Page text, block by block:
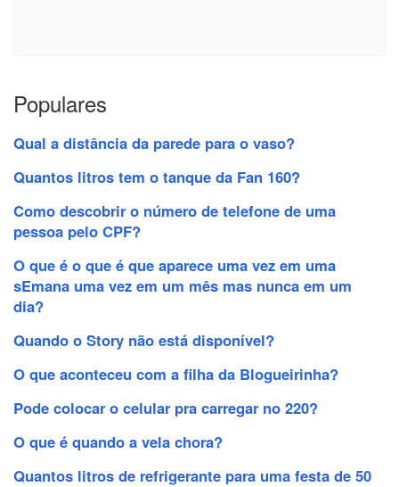
Populares
Qual a distância da parede para o vaso?
Quantos litros tem o tanque da Fan 160?
Como descobrir o número de telefone de uma
pessoa pelo CPF?
O que é o que é que aparece uma vez em uma
sEmana uma vez em um mês mas nunca em um
dia?
Quando o Story não está disponível?
O que aconteceu com a filha da Blogueirinha?
Pode colocar o celular pra carregar no 220?
O que é quando a vela chora?
Quantos litros de refrigerante para uma festa de 50